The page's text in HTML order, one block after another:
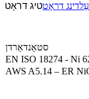
דראָטטיג דראָט
סטאַנדאַרדן
EN ISO 18274 - Ni
AWS A5.14 – ER